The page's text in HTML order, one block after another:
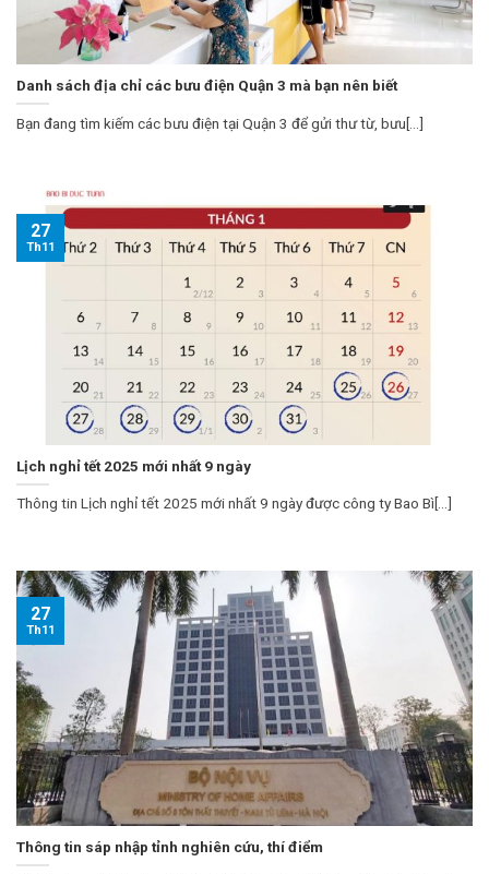
Danh sách địa chỉ các bưu điện Quận 3 mà bạn nên biết
Bạn đang tìm kiếm các bưu điện tại Quận 3 để gửi thư từ, bưu[...]
Lịch nghỉ tết 2025 mới nhất 9 ngày
Thông tin Lịch nghỉ tết 2025 mới nhất 9 ngày được công ty Bao Bì[...]
27
Th11
Thông tin sáp nhập tỉnh nghiên cứu, thí điểm
27
Th11